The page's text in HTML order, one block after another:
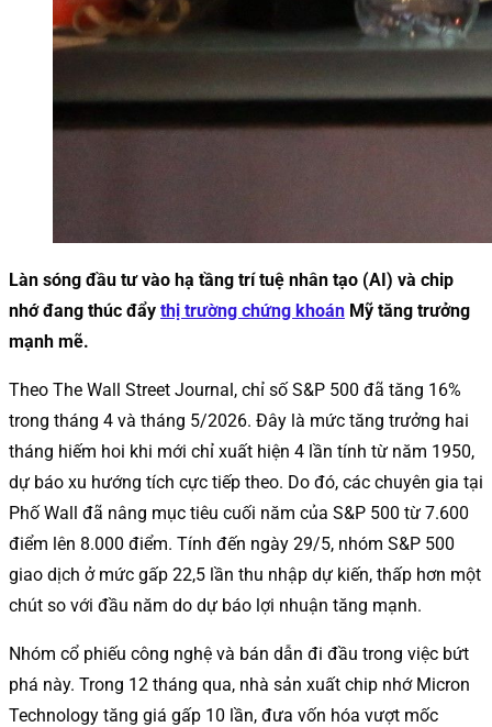
Làn sóng đầu tư vào hạ tầng trí tuệ nhân tạo (AI) và chip
nhớ đang thúc đẩy thị trường chứng khoán Mỹ tăng trưởng
mạnh mẽ.
Theo The Wall Street Journal, chỉ số S&P 500 đã tăng 16%
trong tháng 4 và tháng 5/2026. Đây là mức tăng trưởng hai
tháng hiếm hoi khi mới chỉ xuất hiện 4 lần tính từ năm 1950,
dự báo xu hướng tích cực tiếp theo. Do đó, các chuyên gia tại
Phố Wall đã nâng mục tiêu cuối năm của S&P 500 từ 7.600
điểm lên 8.000 điểm. Tính đến ngày 29/5, nhóm S&P 500
giao dịch ở mức gấp 22,5 lần thu nhập dự kiến, thấp hơn một
chút so với đầu năm do dự báo lợi nhuận tăng mạnh.
Nhóm cổ phiếu công nghệ và bán dẫn đi đầu trong việc bứt
phá này. Trong 12 tháng qua, nhà sản xuất chip nhớ Micron
Technology tăng giá gấp 10 lần, đưa vốn hóa vượt mốc